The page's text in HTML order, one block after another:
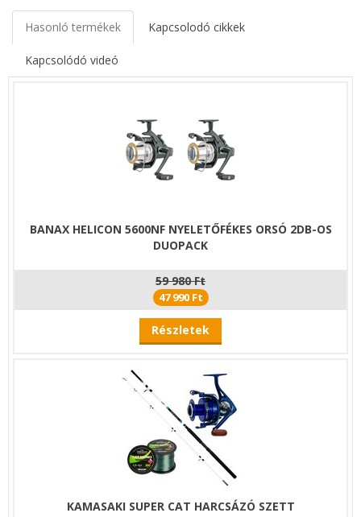
Hasonló termékek Kapcsolodó cikkek
Kapcsolódó videó
BANAX HELICON 5600NF NYELETŐFÉKES ORSÓ 2DB-OS
DUOPACK
59 980 Ft
47 990 Ft
Részletek
KAMASAKI SUPER CAT HARCSÁZÓ SZETT